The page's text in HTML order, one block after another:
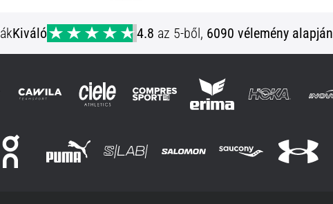
Kiváló 4.8 az 5-ből, 6090 vélemény alapján